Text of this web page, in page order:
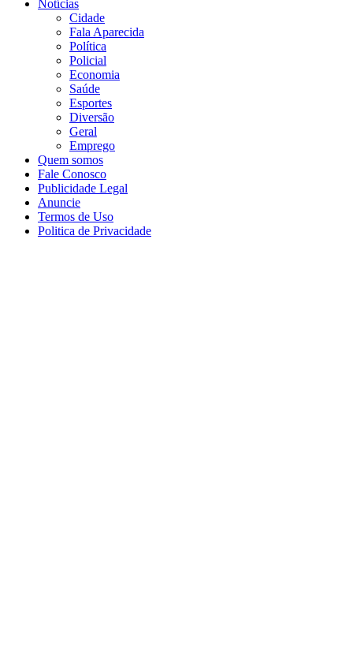
Notícias
Cidade
Fala Aparecida
Política
Policial
Economia
Saúde
Esportes
Diversão
Geral
Emprego
Quem somos
Fale Conosco
Publicidade Legal
Anuncie
Termos de Uso
Politica de Privacidade